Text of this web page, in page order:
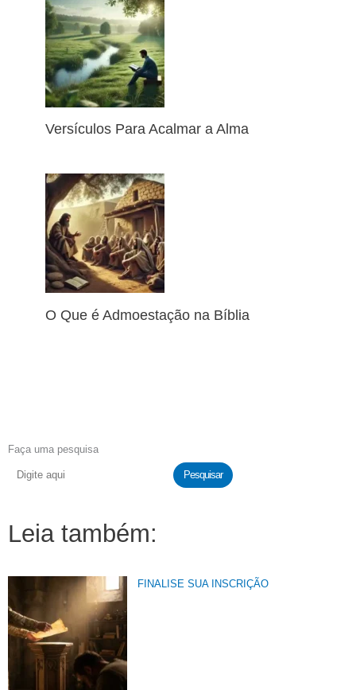
Versículos Para Acalmar a Alma
O Que é Admoestação na Bíblia
Faça uma pesquisa
Pesquisar
Leia também:
FINALISE SUA INSCRIÇÃO